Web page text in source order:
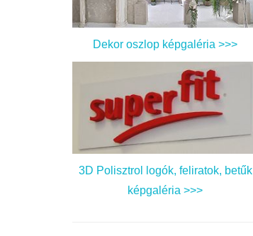
Dekor oszlop képgaléria >>>
3D Polisztrol logók, feliratok, betűk
képgaléria >>>